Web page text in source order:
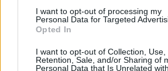
I want to opt-out of processing my
Personal Data for Targeted
Opted In
I want to opt-out of Collection, Use,
Retention, Sale, and/or Sharing of
Personal Data that Is Unrelated
477 euro
2022-07-21
incrementali su quotidiani, periodici
televisive e r